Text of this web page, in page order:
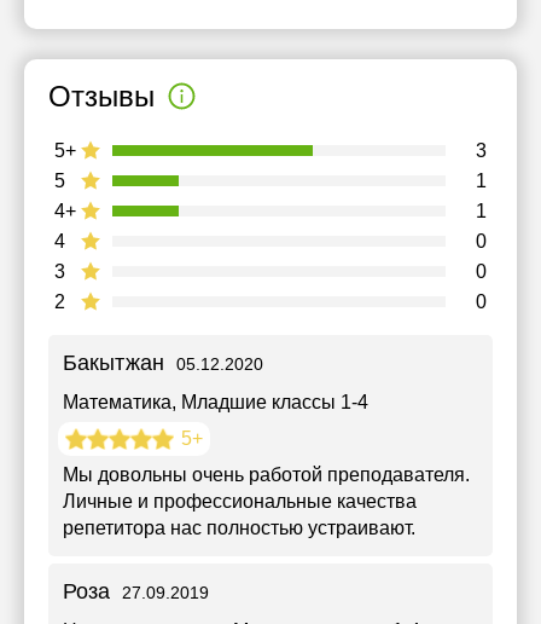
Отзывы
2 0
3 0
4 0
4+ 1
5 1
5+ 3
Бакытжан 05.12.2020
Математика, Младшие классы 1-4
5+
Мы довольны очень работой преподавателя.
Личные и профессиональные качества
репетитора нас полностью устраивают.
Роза 27.09.2019